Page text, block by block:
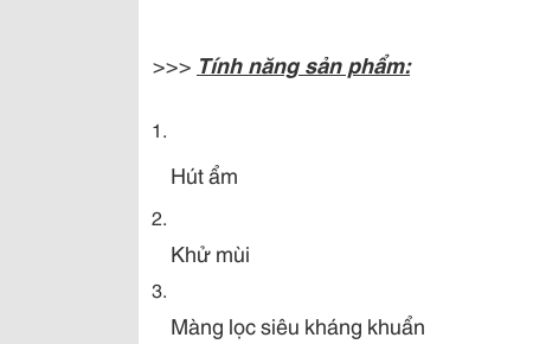
>>> Tính năng sản phẩm:
Hút ẩm
Khử mùi
Màng lọc siêu kháng khuẩn